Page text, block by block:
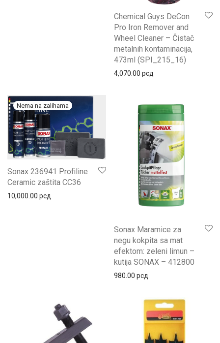
Chemical Guys DeCon
Pro Iron Remover and
Wheel Cleaner – Čistač
metalnih kontaminacija,
473ml (SPI_215_16)
4,070.00 рсд
Sonax 236941 Profiline
Ceramic zaštita CC36
10,000.00 рсд
Sonax Maramice za
negu kokpita sa mat
efektom: zeleni limun –
kutija SONAX – 412800
980.00 рсд